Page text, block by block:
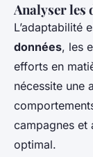
Analyser les
L’adaptabilité
données, les
efforts en
nécessite une
campagnes et
optimal.